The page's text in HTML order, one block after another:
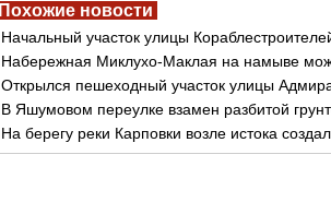
Похожие новости
Начальный участок улицы
Набережная Миклухо-Маклая на намыве
Открылся пешеходный участок улицы
В Яшумовом переулке взамен разбитой
На берегу реки Карповки возле истока